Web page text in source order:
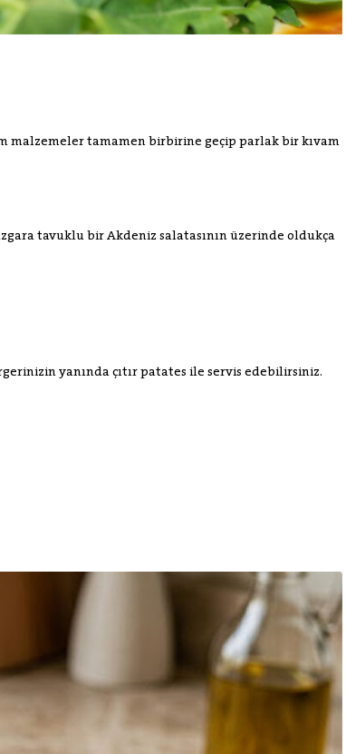
malzemeler tamamen birbirine geçip parlak bir kıvam
tavuklu bir Akdeniz salatasının üzerinde oldukça
yanında çıtır patates ile servis edebilirsiniz.